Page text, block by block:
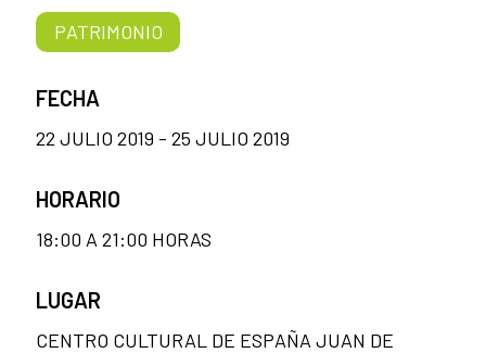
PATRIMONIO
FECHA
22 JULIO 2019 - 25 JULIO 2019
HORARIO
18:00 A 21:00 HORAS
LUGAR
CENTRO CULTURAL DE ESPAÑA JUAN DE